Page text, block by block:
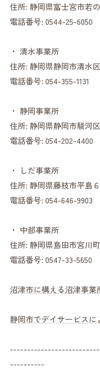
住所: 静岡県富士宮市若
電話番号: 0544-25-6050
・ 清水事業所
住所: 静岡県静岡市清水
電話番号: 054-355-1131
・ 静岡事業所
住所: 静岡県静岡市駿河
電話番号: 054-202-4400
・
しだ事業所
住所: 静岡県藤枝市平島
電話番号: 054-646-9903
・ 中部事業所
住所: 静岡県島田市宮川
電話番号: 0547-33-5650
沼津市に構える沼津事業
静岡市でデイサービスに
----------